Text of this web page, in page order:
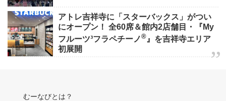
アトレ吉祥寺に「スターバックス」がつい
にオープン！ 全60席＆館内2店舗目・『My
フルーツ³フラペチーノ® 』を吉祥寺エリア
初展開
むーなびとは？